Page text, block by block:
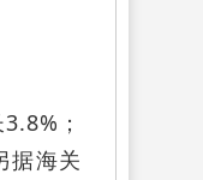
；
据海关